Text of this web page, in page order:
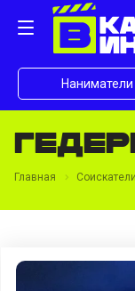
Наниматели
Главная Соискатели